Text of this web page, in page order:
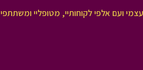
ועם אלפי לקוחותיי, מטופליי ומשתתפי